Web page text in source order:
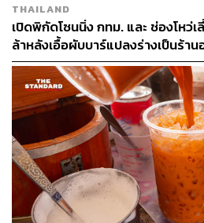
THAILAND
เปิดพิกัดโซนนิ่ง กทม. และ ช่องโหว่
ล้าหลังเอื้อผับบาร์แปลงร่างเป็นร้าน